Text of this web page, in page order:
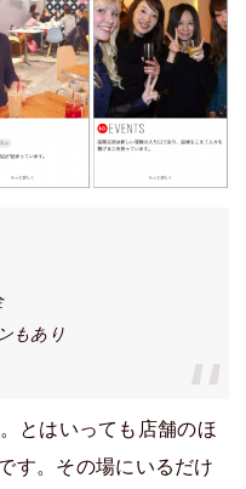
もあり
。とはいっても店舗のほ
す。その場にいるだけ